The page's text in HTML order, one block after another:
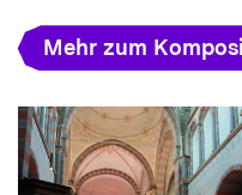
Mehr zum